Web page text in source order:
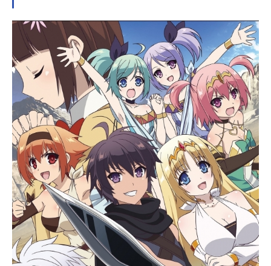
と戦国脳な姫が巻き起こす、年の差
ラブコメ!!作品名ノブナガ先生の幼な
妻放送形態TVアニメスケジュール20
19年4月6日（土）～2019年6月22日
（土）AT-Xほか話数全12話キャスト
織田信永：酒井広大斎藤帰蝶：上原
あかり生駒吉乃：小澤亜李枇杷島万
結：結崎このみ星ヶ丘友里：田中茉
理花熱田杏南：豊田萌絵織田市香：
木下鈴奈スタッフ原作：紺野あず
れ 『ノブナガ先生の幼な妻』（双
葉社「月刊アクション」連載）監
督：佐々木勅嘉シリーズ構成：翌有
蔵キャラクターデザイン：西川鷹司
プロップデザイン：菊地シュンスケ
美術：NAMUANIMATION色彩設計：
近藤直登撮影監督/編集：堀川和人音
響監督：阿部信行音響制作：オンリ
ード音楽制作：アップドリームアニ